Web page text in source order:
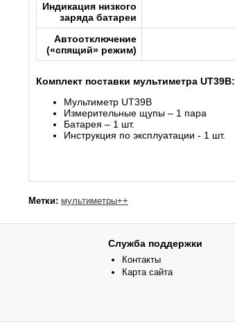
Индикация низкого
заряда батареи
Автоотключение
(«спящий» режим)
Комплект поставки мультиметра UT39B:
Мультиметр UT39B
Измерительные щупы – 1 пара
Батарея – 1 шт.
Инструкция по эксплуатации - 1 шт.
Метки: мультиметры++
Служба поддержки
Контакты
Карта сайта